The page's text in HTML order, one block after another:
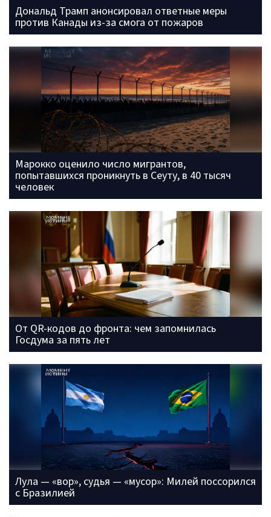
Дональд Трамп анонсировал ответные меры
против Канады из-за смога от пожаров
Марокко оценило число мигрантов,
попытавшихся проникнуть в Сеуту, в 40 тысяч
человек
От QR-кодов до фронта: чем запомнилась
Госдума за пять лет
Лула — «вор», судья — «мусор»: Милей поссорился
с Бразилией